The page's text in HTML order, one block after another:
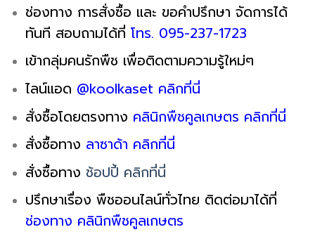
ช่องทาง การสั่งซื้อ และ ขอคำปรึกษา จัดการได้
ทันที สอบถามได้ที่ โทร. 095-237-1723
เข้ากลุ่มคนรักพืช เพื่อติดตามความรู้ใหม่ๆ
ไลน์แอด @koolkaset คลิกที่นี่
สั่งซื้อโดยตรงทาง คลินิกพืชคูลเกษตร คลิกที่นี่
สั่งซื้อทาง ลาซาด้า คลิกที่นี่
สั่งซื้อทาง ช้อปปี้ คลิกที่นี่
ปรึกษาเรื่อง พืชออนไลน์ทั่วไทย ติดต่อมาได้ที่
ช่องทาง คลินิกพืชคูลเกษตร